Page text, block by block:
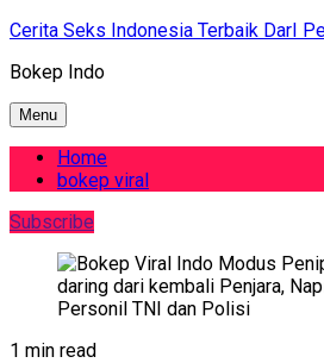
Skip
content
Cerita Seks Indonesia Terbaik DarI
Bokep Indo
Menu
Home
bokep viral
Subscribe
1 min read